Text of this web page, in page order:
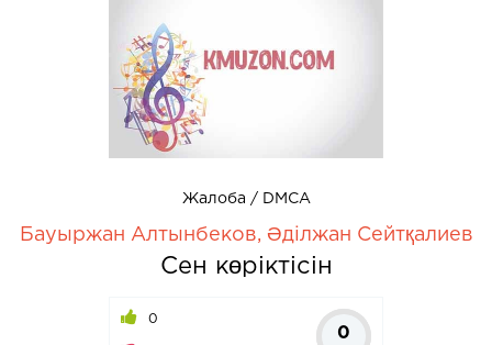
Жалоба / DMCA
Бауыржан Алтынбеков, Әділжан Сейтқалиев
Сен көріктісін
0
0